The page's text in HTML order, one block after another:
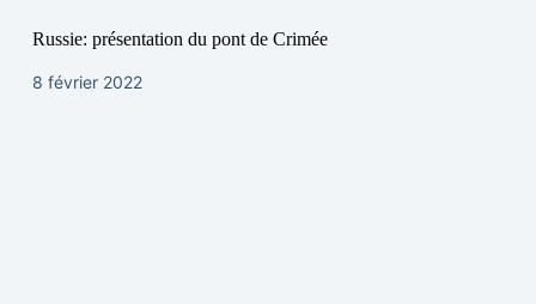
Russie: présentation du pont de Crimée
8 février 2022